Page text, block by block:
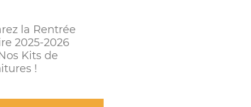
la Rentrée
2025-2026
Kits de
!